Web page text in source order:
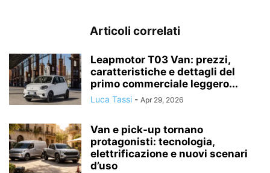
Articoli correlati
Leapmotor T03 Van: prezzi,
caratteristiche e dettagli del
primo commerciale leggero...
Luca Tassi - Apr 29, 2026
Van e pick-up tornano
protagonisti: tecnologia,
elettrificazione e nuovi scenari
d’uso